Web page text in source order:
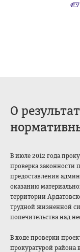
О
В июле 2012 года
проверка законности
предоставления
оказанию
территории
трудной жизненной
попечительства над
В ходе проверки
прокуратурой